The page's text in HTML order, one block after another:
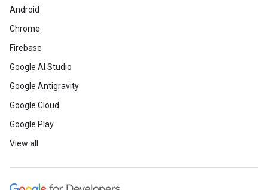
Android
Chrome
Firebase
Google AI Studio
Google Antigravity
Google Cloud
Google Play
View all